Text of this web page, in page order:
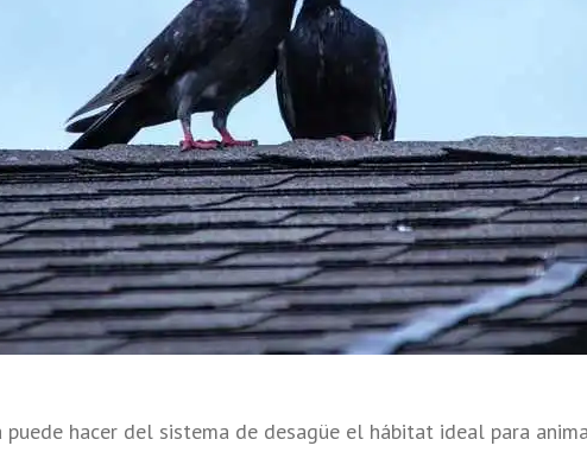
hacer del sistema de desagüe el hábitat ideal para